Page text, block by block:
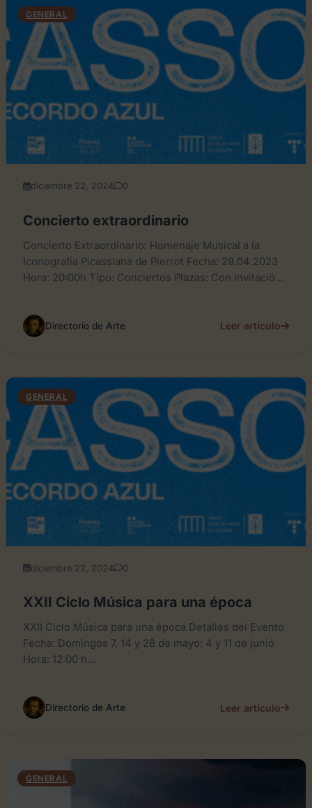
GENERAL
diciembre 22, 2024 0
Concierto extraordinario
Concierto Extraordinario: Homenaje Musical a la
Iconografía Picassiana de Pierrot Fecha: 29.04.2023
Hora: 20:00h Tipo: Conciertos Plazas: Con invitación
Directorio de Arte Leer artículo
GENERAL
diciembre 22, 2024 0
XXII Ciclo Música para una época
XXII Ciclo Música para una época Detalles del Evento
Fecha: Domingos 7, 14 y 28 de mayo; 4 y 11 de junio
Hora: 12:00 h...
Directorio de Arte Leer artículo
GENERAL